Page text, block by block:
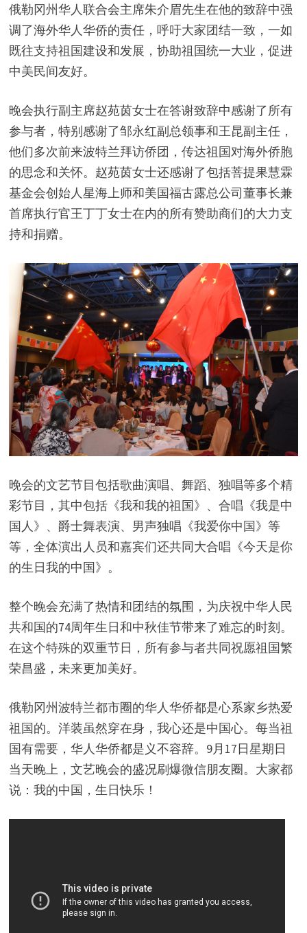
俄勒冈州华人联合会主席朱介眉先生在他的致辞中强
调了海外华人华侨的责任，呼吁大家团结一致，一如
既往支持祖国建设和发展，协助祖国统一大业，促进
中美民间友好。
晚会执行副主席赵苑茵女士在答谢致辞中感谢了所有
参与者，特别感谢了邹永红副总领事和王昆副主任，
他们多次前来波特兰拜访侨团，传达祖国对海外侨胞
的思念和关怀。赵苑茵女士还感谢了包括菩提果慧霖
基金会创始人星海上师和美国福古露总公司董事长兼
首席执行官王丁丁女士在内的所有赞助商们的大力支
持和捐赠。
晚会的文艺节目包括歌曲演唱、舞蹈、独唱等多个精
彩节目，其中包括《我和我的祖国》、合唱《我是中
国人》、爵士舞表演、男声独唱《我爱你中国》等
等，全体演出人员和嘉宾们还共同大合唱《今天是你
的生日我的中国》。
整个晚会充满了热情和团结的氛围，为庆祝中华人民
共和国的74周年生日和中秋佳节带来了难忘的时刻。
在这个特殊的双重节日，所有参与者共同祝愿祖国繁
荣昌盛，未来更加美好。
俄勒冈州波特兰都市圈的华人华侨都是心系家乡热爱
祖国的。洋装虽然穿在身，我心还是中国心。每当祖
国有需要，华人华侨都是义不容辞。9月17日星期日
当天晚上，文艺晚会的盛况刷爆微信朋友圈。大家都
说：我的中国，生日快乐！